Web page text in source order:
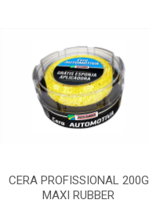
CERA PROFISSIONAL 200G
MAXI RUBBER